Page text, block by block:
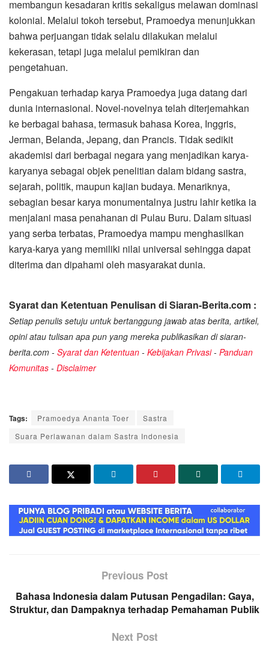
membangun kesadaran kritis sekaligus melawan dominasi
kolonial. Melalui tokoh tersebut, Pramoedya menunjukkan
bahwa perjuangan tidak selalu dilakukan melalui
kekerasan, tetapi juga melalui pemikiran dan
pengetahuan.
Pengakuan terhadap karya Pramoedya juga datang dari
dunia internasional. Novel-novelnya telah diterjemahkan
ke berbagai bahasa, termasuk bahasa Korea, Inggris,
Jerman, Belanda, Jepang, dan Prancis. Tidak sedikit
akademisi dari berbagai negara yang menjadikan karya-
karyanya sebagai objek penelitian dalam bidang sastra,
sejarah, politik, maupun kajian budaya. Menariknya,
sebagian besar karya monumentalnya justru lahir ketika ia
menjalani masa penahanan di Pulau Buru. Dalam situasi
yang serba terbatas, Pramoedya mampu menghasilkan
karya-karya yang memiliki nilai universal sehingga dapat
diterima dan dipahami oleh masyarakat dunia.
Syarat dan Ketentuan Penulisan di Siaran-Berita.com :
Setiap penulis setuju untuk bertanggung jawab atas berita, artikel,
opini atau tulisan apa pun yang mereka publikasikan di siaran-
berita.com - Syarat dan Ketentuan - Kebijakan Privasi- Panduan
Komunitas - Disclaimer
Tags: Pramoedya Ananta Toer
Sastra
Suara Perlawanan dalam Sastra Indonesia
Previous Post
Bahasa Indonesia dalam Putusan Pengadilan: Gaya,
Struktur, dan Dampaknya terhadap Pemahaman Publik
Next Post